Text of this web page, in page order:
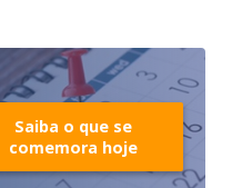
Saiba o que se
comemora hoje